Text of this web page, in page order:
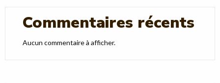
Commentaires récents
Aucun commentaire à afficher.